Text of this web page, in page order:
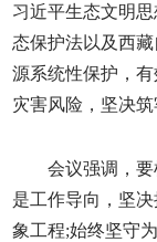
习近平生态文明
态保护法以及西
源系统性保护，
灾害风险，坚决筑
会议强调，
是工作导向，坚
象工程;始终坚守